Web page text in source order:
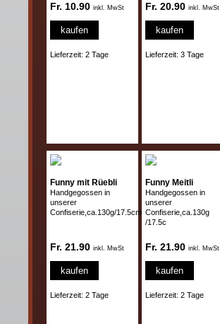
Fr. 10.90 inkl. MwSt
kaufen
Lieferzeit: 2 Tage
Fr. 20.90 inkl. MwSt
kaufen
Lieferzeit: 3 Tage
Funny mit Rüebli
Handgegossen in
unserer
Confiserie,ca.130g/17.5cm
Fr. 21.90 inkl. MwSt
kaufen
Lieferzeit: 2 Tage
Funny Meitli
Handgegossen in
unserer
Confiserie,ca.130g
/17.5c
Fr. 21.90 inkl. MwSt
kaufen
Lieferzeit: 2 Tage